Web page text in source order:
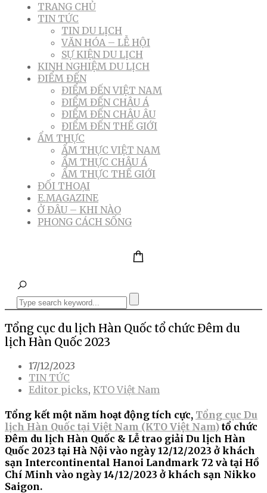
TRANG CHỦ
TIN TỨC
TIN DU LỊCH
VĂN HÓA – LỄ HỘI
SỰ KIỆN DU LỊCH
KINH NGHIỆM DU LỊCH
ĐIỂM ĐẾN
ĐIỂM ĐẾN VIỆT NAM
ĐIỂM ĐẾN CHÂU Á
ĐIỂM ĐẾN CHÂU ÂU
ĐIỂM ĐẾN THẾ GIỚI
ẨM THỰC
ẨM THỰC VIỆT NAM
ẨM THỰC CHÂU Á
ẨM THỰC THẾ GIỚI
ĐỐI THOẠI
E.MAGAZINE
Ở ĐÂU – KHI NÀO
PHONG CÁCH SỐNG
Tổng cục du lịch Hàn Quốc tổ chức Đêm du
lịch Hàn Quốc 2023
17/12/2023
TIN TỨC
Editor picks, KTO Việt Nam
Tổng kết một năm hoạt động tích cực, Tổng cục Du
lịch Hàn Quốc tại Việt Nam (KTO Việt Nam) tổ chức
Đêm du lịch Hàn Quốc & Lễ trao giải Du lịch Hàn
Quốc 2023 tại Hà Nội vào ngày 12/12/2023 ở khách
sạn Intercontinental Hanoi Landmark 72 và tại Hồ
Chí Minh vào ngày 14/12/2023 ở khách sạn Nikko
Saigon.